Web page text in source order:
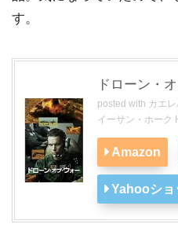
す。
ドローン・
posted with カエ
イーサン・ホーク
Amazon
Yahooショ